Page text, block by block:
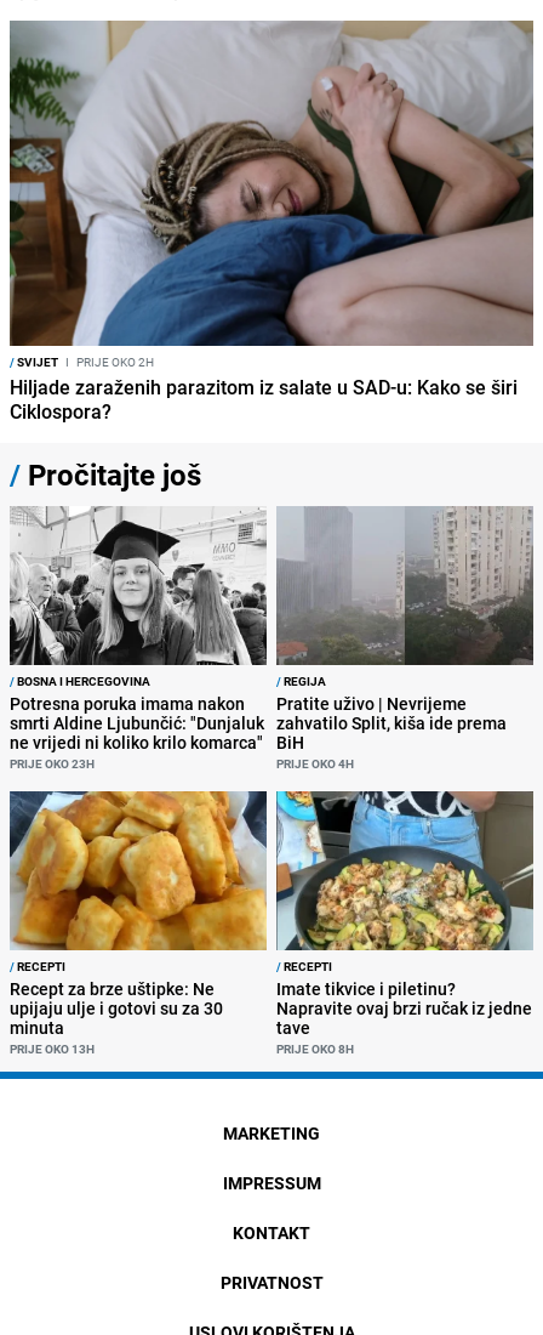
/SVIJET I PRIJE OKO 2H
Hiljade zaraženih parazitom iz salate u SAD-u: Kako se širi
Ciklospora?
/ Pročitajte još
/BOSNA I HERCEGOVINA
Potresna poruka imama nakon
smrti Aldine Ljubunčić: "Dunjaluk
ne vrijedi ni koliko krilo komarca"
PRIJE OKO 23H
/REGIJA
Pratite uživo | Nevrijeme
zahvatilo Split, kiša ide prema
BiH
PRIJE OKO 4H
/RECEPTI
Recept za brze uštipke: Ne
upijaju ulje i gotovi su za 30
minuta
PRIJE OKO 13H
/RECEPTI
Imate tikvice i piletinu?
Napravite ovaj brzi ručak iz jedne
tave
PRIJE OKO 8H
MARKETING
IMPRESSUM
KONTAKT
PRIVATNOST